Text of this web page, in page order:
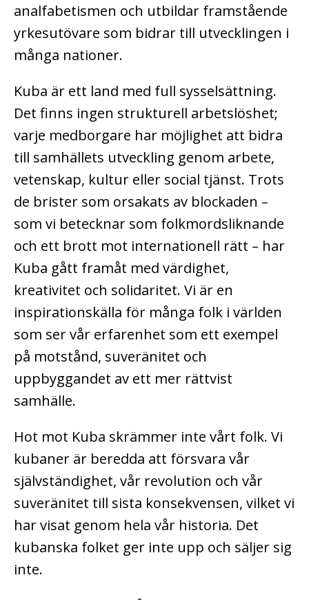
analfabetismen och utbildar framstående
yrkesutövare som bidrar till utvecklingen i
många nationer.
Kuba är ett land med full sysselsättning.
Det finns ingen strukturell arbetslöshet;
varje medborgare har möjlighet att bidra
till samhällets utveckling genom arbete,
vetenskap, kultur eller social tjänst. Trots
de brister som orsakats av blockaden –
som vi betecknar som folkmordsliknande
och ett brott mot internationell rätt – har
Kuba gått framåt med värdighet,
kreativitet och solidaritet. Vi är en
inspirationskälla för många folk i världen
som ser vår erfarenhet som ett exempel
på motstånd, suveränitet och
uppbyggandet av ett mer rättvist
samhälle.
Hot mot Kuba skrämmer inte vårt folk. Vi
kubaner är beredda att försvara vår
självständighet, vår revolution och vår
suveränitet till sista konsekvensen, vilket vi
har visat genom hela vår historia. Det
kubanska folket ger inte upp och säljer sig
inte.